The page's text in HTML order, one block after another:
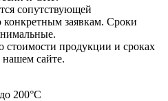
сопутствующей
конкретным заявкам. Сроки
стоимости продукции и сроках
нашем сайте.
200°С